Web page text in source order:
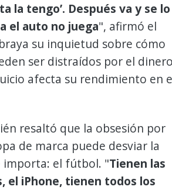
la tengo’. Después va y se lo
el auto no juega", afirmó el
su inquietud sobre cómo
ser distraídos por el
afecta su rendimiento en
resaltó que la obsesión por
de marca puede desviar la
importa: el fútbol. "Tienen las
el iPhone, tienen todos los